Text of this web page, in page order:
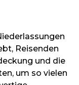
Reisenden
und die
um so vielen